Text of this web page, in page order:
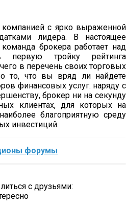
компанией с ярко выраженной
лидера. В настоящее
брокера работает над
тройку рейтинга
в перечень своих торговых
то, что вы вряд ли найдете
финансовых услуг. наряду с
брокер ни на секунду
клиентах, для которых на
благоприятную среду
инвестиций.
форумы
с друзьями: